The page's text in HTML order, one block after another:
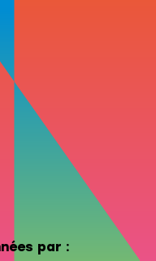
par :